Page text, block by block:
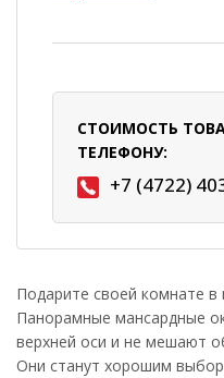
СТОИМОСТЬ
ТЕЛЕФОНУ:
+7 (4722)
Подарите своей комнате в
Панорамные мансардные
верхней оси и не мешают
Они станут хорошим